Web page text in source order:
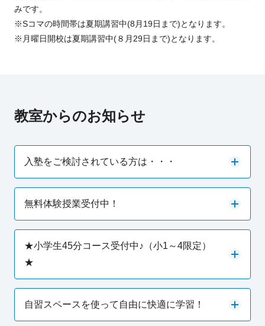
みです。
※Sコマの時間帯は夏期講習中(8月19日まで)となります。
※月曜日開校は夏期講習中(８月29日まで)となります。
教室からのお知らせ
入塾をご検討されている方は・・・
無料体験授業受付中！
★小学生45分コース受付中♪（小1～4限定）
★
自習スペースを使って自由に快適に学習！